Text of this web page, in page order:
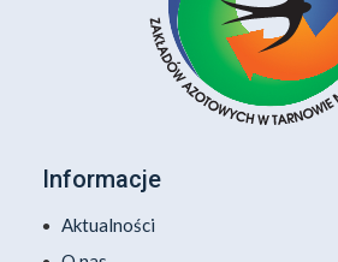
Informacje
Aktualności